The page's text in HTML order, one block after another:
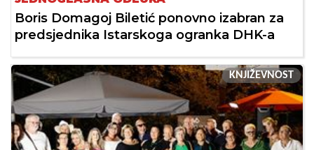
Boris Domagoj Biletić ponovno izabran za
predsjednika Istarskoga ogranka DHK-a
KNJIŽEVNOST